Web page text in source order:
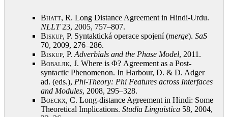
Bhatt, R. Long Distance Agreement in Hindi-Urdu.
NLLT23, 2005, 757–807.
Biskup, P. Syntaktická operace spojení (merge). SaS
70, 2009, 276–286.
Biskup, P. Adverbials and the Phase Model, 2011 .
Bobaljik, J. Where is Φ? Agreement as a Post-
syntactic Phenomenon. In Harbour, D. & D. Adger
ad. (eds.), Phi-Theory: Phi Features across Interfaces
and Modules, 2008, 295–328.
Boeckx, C. Long-distance Agreement in Hindi: Some
Theoretical Implications. Studia Linguistica 58, 2004,